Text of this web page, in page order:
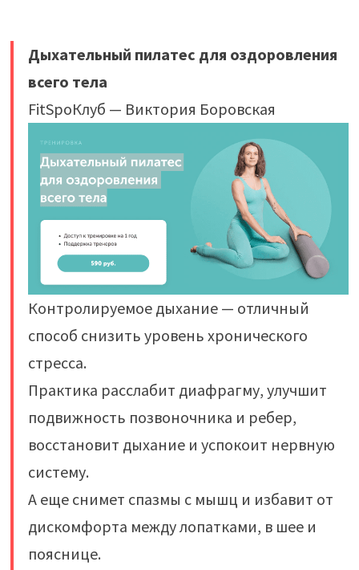
Дыхательный пилатес для оздоровления
всего тела
FitSpoКлуб — Виктория Боровская
Контролируемое дыхание — отличный
способ снизить уровень хронического
стресса.
Практика расслабит диафрагму, улучшит
подвижность позвоночника и ребер,
восстановит дыхание и успокоит нервную
систему.
А еще снимет спазмы с мышц и избавит от
дискомфорта между лопатками, в шее и
пояснице.